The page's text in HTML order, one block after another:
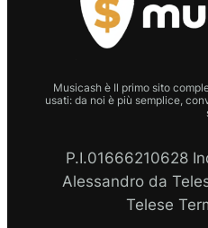
Musicash è Il primo sito
usati: da noi è più semplice,
P.I.01666210628
Alessandro da
Telese